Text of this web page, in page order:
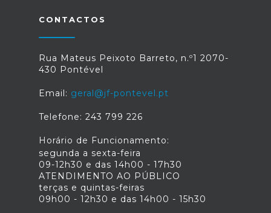
CONTACTOS
Rua Mateus Peixoto Barreto, n.º1 2070-
430 Pontével
Email: geral@jf-pontevel.pt
Telefone: 243 799 226
Horário de Funcionamento:
segunda a sexta-feira
09-12h30 e das 14h00 - 17h30
ATENDIMENTO AO PÚBLICO
terças e quintas-feiras
09h00 - 12h30 e das 14h00 - 15h30